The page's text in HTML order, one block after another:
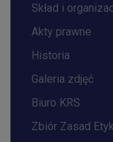
Skład i
Akty prawne
Historia
Galeria zdjęć
Biuro KRS
Zbiór Zasad